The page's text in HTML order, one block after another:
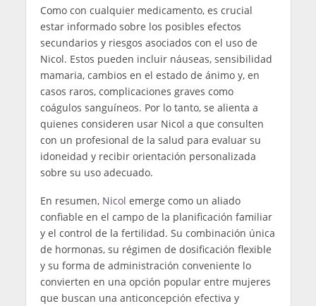
Como con cualquier medicamento, es crucial
estar informado sobre los posibles efectos
secundarios y riesgos asociados con el uso de
Nicol. Estos pueden incluir náuseas, sensibilidad
mamaria, cambios en el estado de ánimo y, en
casos raros, complicaciones graves como
coágulos sanguíneos. Por lo tanto, se alienta a
quienes consideren usar Nicol a que consulten
con un profesional de la salud para evaluar su
idoneidad y recibir orientación personalizada
sobre su uso adecuado.
En resumen, Nicol emerge como un aliado
confiable en el campo de la planificación familiar
y el control de la fertilidad. Su combinación única
de hormonas, su régimen de dosificación flexible
y su forma de administración conveniente lo
convierten en una opción popular entre mujeres
que buscan una anticoncepción efectiva y